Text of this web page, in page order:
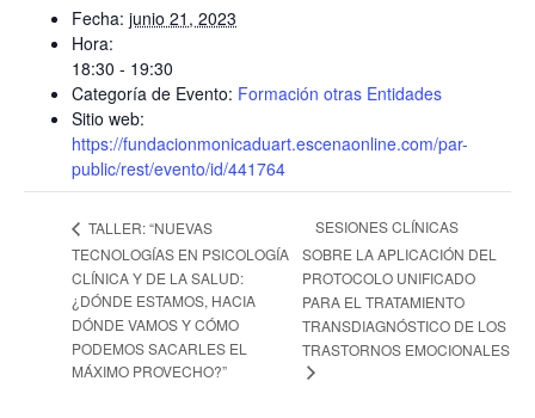
Fecha: junio 21, 2023
Hora:
18:30 - 19:30
Categoría de Evento: Formación otras Entidades
Sitio web:
https://fundacionmonicaduart.escenaonline.com/par-
public/rest/evento/id/441764
TALLER: “NUEVAS
TECNOLOGÍAS EN PSICOLOGÍA
CLÍNICA Y DE LA SALUD:
¿DÓNDE ESTAMOS, HACIA
DÓNDE VAMOS Y CÓMO
PODEMOS SACARLES EL
MÁXIMO PROVECHO?”
SESIONES CLÍNICAS
SOBRE LA APLICACIÓN DEL
PROTOCOLO UNIFICADO
PARA EL TRATAMIENTO
TRANSDIAGNÓSTICO DE LOS
TRASTORNOS EMOCIONALES